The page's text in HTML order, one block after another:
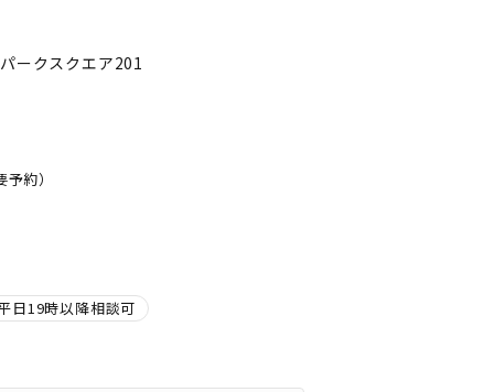
ークスクエア201
約）
日19時以降相談可